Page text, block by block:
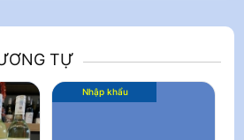
TỰ
Nhập khẩu